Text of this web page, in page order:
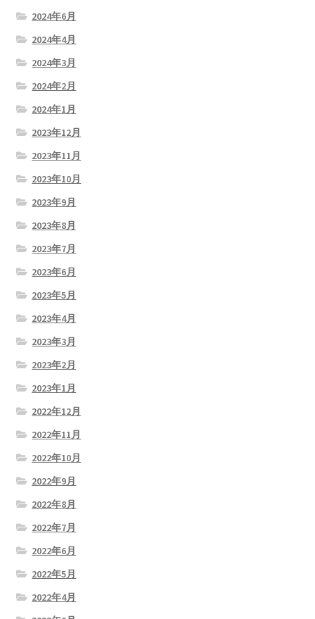
2024年6月
2024年4月
2024年3月
2024年2月
2024年1月
2023年12月
2023年11月
2023年10月
2023年9月
2023年8月
2023年7月
2023年6月
2023年5月
2023年4月
2023年3月
2023年2月
2023年1月
2022年12月
2022年11月
2022年10月
2022年9月
2022年8月
2022年7月
2022年6月
2022年5月
2022年4月